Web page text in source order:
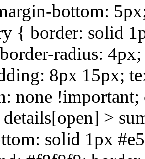
bottom:
{ border: solid
radius:
8px 15px;
none !important;
>
solid 1px